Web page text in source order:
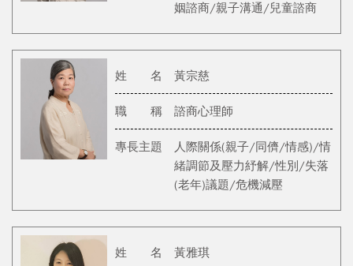
姻諮商/親子溝通/兒童諮商
姓 名 黃宗慈
職 稱 諮商心理師
專長主題
人際關係(親子/同儕/情感)/情
緒調節及壓力紓解/性別/失落
(老年)議題/危機減壓
姓 名 黃雅琪